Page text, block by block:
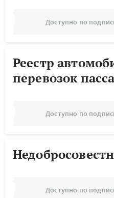
Доступно по
Реестр
перевозок
Доступно по
Доступно по